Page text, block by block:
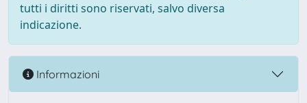
tutti i diritti sono riservati, salvo diversa
indicazione.
Informazioni